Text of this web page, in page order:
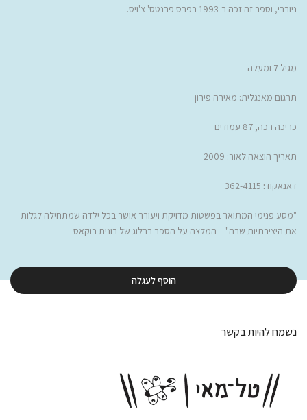
ניוברי, וספר זה זכה ב-1993 בפרס פרנטס' צ'ויס.
מגיל 7 ומעלה
תרגום מאנגלית: מאירה פירון
כריכה רכה, 87 עמודים
תאריך הוצאה לאור: 2009
דאנאקוד:
362-4115
"מסע פנימי המתואר בפשטות מדויקת ויעורר אושר בכל ילדה שמתחילה לגלות
את היצירתיות שבה" – המלצה על הספר בבלוג של רונית רוקאס
הוסף לעגלה
נשמח להיות בקשר